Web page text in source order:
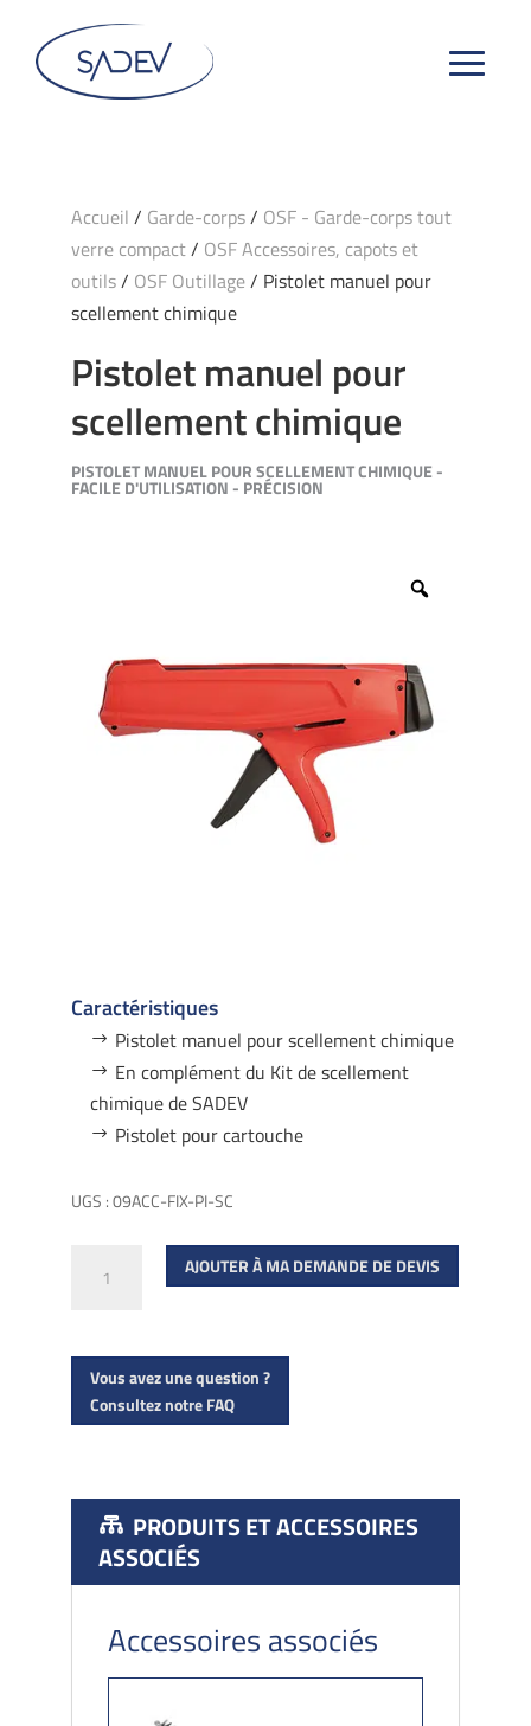
Accueil / Garde-corps/ OSF - Garde-corps tout
verre compact/ OSF Accessoires, capots et
outils/ OSF Outillage/ Pistolet manuel pour
scellement chimique
Pistolet manuel pour
scellement chimique
PISTOLET MANUEL POUR SCELLEMENT CHIMIQUE -
FACILE D'UTILISATION - PRÉCISION
Caractéristiques
Pistolet manuel pour scellement chimique
En complément du Kit de scellement
chimique de SADEV
Pistolet pour cartouche
UGS :09ACC-FIX-PI-SC
manuel
pour
scellement
AJOUTER À MA DEMANDE DE DEVIS
Vous avez une question ?
Consultez notre FAQ
PRODUITS ET ACCESSOIRES
ASSOCIÉS
Accessoires associés